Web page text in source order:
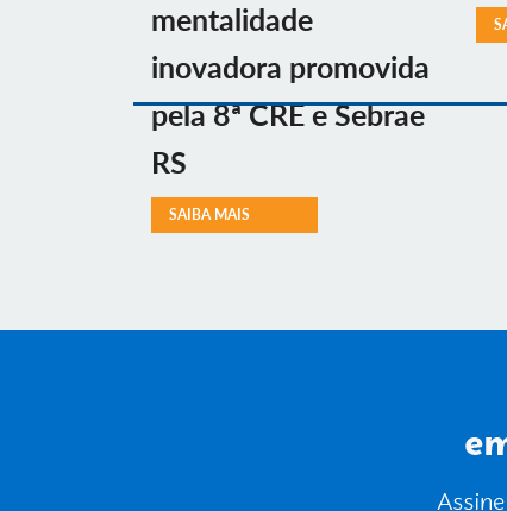
mentalidade
inovadora promovida
pela 8ª CRE e Sebrae
RS
SAIBA MAIS